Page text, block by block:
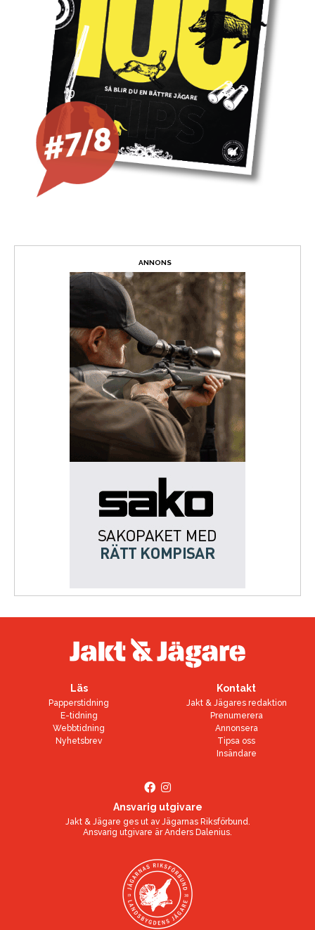
ANNONS
Läs
Papperstidning
E-tidning
Webbtidning
Nyhetsbrev
Kontakt
Jakt & Jägares redaktion
Prenumerera
Annonsera
Tipsa oss
Insändare
Ansvarig utgivare
Jakt & Jägare ges ut av Jägarnas Riksförbund.
Ansvarig utgivare ärAnders Dalenius.